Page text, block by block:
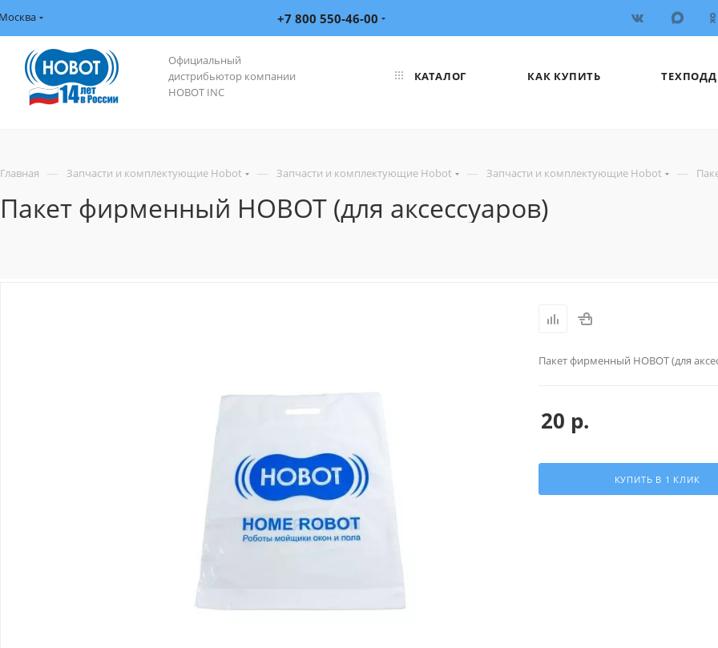
+7 800 550-46-00
Официальный
дистрибьютор компании
HOBOT INC
КАТАЛОГ КАК КУПИТЬ
Главная — Запчасти и комплектующие Hobot — Запчасти и комплектующие Hobot — Запчасти и комплектующие Hobot —
Пакет фирменный HOBOT (для аксесcуаров)
Пакет фирменный HOBOT (для
20 р.
КУПИТЬ В 1 КЛИК